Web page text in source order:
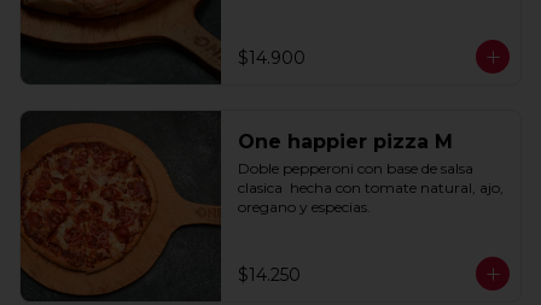
$14.900
One happier pizza M
Doble pepperoni con base de salsa
clasica  hecha con tomate natural, ajo,
oregano y especias.
$14.250